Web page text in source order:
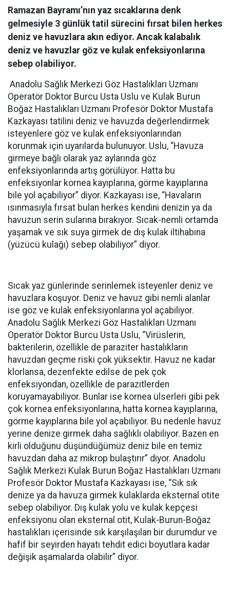
Ramazan Bayramı’nın yaz sıcaklarına denk
gelmesiyle 3 günlük tatil sürecini fırsat bilen herkes
deniz ve havuzlara akın ediyor. Ancak kalabalık
deniz ve havuzlar göz ve kulak enfeksiyonlarına
sebep olabiliyor.
Anadolu Sağlık Merkezi Göz Hastalıkları Uzmanı
Operatör Doktor Burcu Usta Uslu ve Kulak Burun
Boğaz Hastalıkları Uzmanı Profesör Doktor Mustafa
Kazkayası tatilini deniz ve havuzda değerlendirmek
isteyenlere göz ve kulak enfeksiyonlarından
korunmak için uyarılarda bulunuyor. Uslu, “Havuza
girmeye bağlı olarak yaz aylarında göz
enfeksiyonlarında artış görülüyor. Hatta bu
enfeksiyonlar kornea kayıplarına, görme kayıplarına
bile yol açabiliyor” diyor. Kazkayası ise, “Havaların
ısınmasıyla fırsat bulan herkes kendini denizin ya da
havuzun serin sularına bırakıyor. Sıcak-nemli ortamda
yaşamak ve sık suya girmek de dış kulak iltihabına
(yüzücü kulağı) sebep olabiliyor” diyor.
Sıcak yaz günlerinde serinlemek isteyenler deniz ve
havuzlara koşuyor. Deniz ve havuz gibi nemli alanlar
ise göz ve kulak enfeksiyonlarına yol açabiliyor.
Anadolu Sağlık Merkezi Göz Hastalıkları Uzmanı
Operatör Doktor Burcu Usta Uslu, “Virüslerin,
bakterilerin, özellikle de paraziter hastalıkların
havuzdan geçme riski çok yüksektir. Havuz ne kadar
klorlansa, dezenfekte edilse de pek çok
enfeksiyondan, özellikle de parazitlerden
koruyamayabiliyor. Bunlar ise kornea ülserleri gibi pek
çok kornea enfeksiyonlarına, hatta kornea kayıplarına,
görme kayıplarına bile yol açabiliyor. Bu nedenle havuz
yerine denize girmek daha sağlıklı olabiliyor. Bazen en
kirli olduğunu düşündüğümüz deniz bile en temiz
havuzdan daha az mikrop bulaştırır” diyor. Anadolu
Sağlık Merkezi Kulak Burun Boğaz Hastalıkları Uzmanı
Profesör Doktor Mustafa Kazkayası ise, “Sık sık
denize ya da havuza girmek kulaklarda eksternal otite
sebep olabiliyor. Dış kulak yolu ve kulak kepçesi
enfeksiyonu olan eksternal otit, Kulak-Burun-Boğaz
hastalıkları içerisinde sık karşılaşılan bir durumdur ve
hafif bir seyirden hayatı tehdit edici boyutlara kadar
değişik aşamalarda olabilir” diyor.